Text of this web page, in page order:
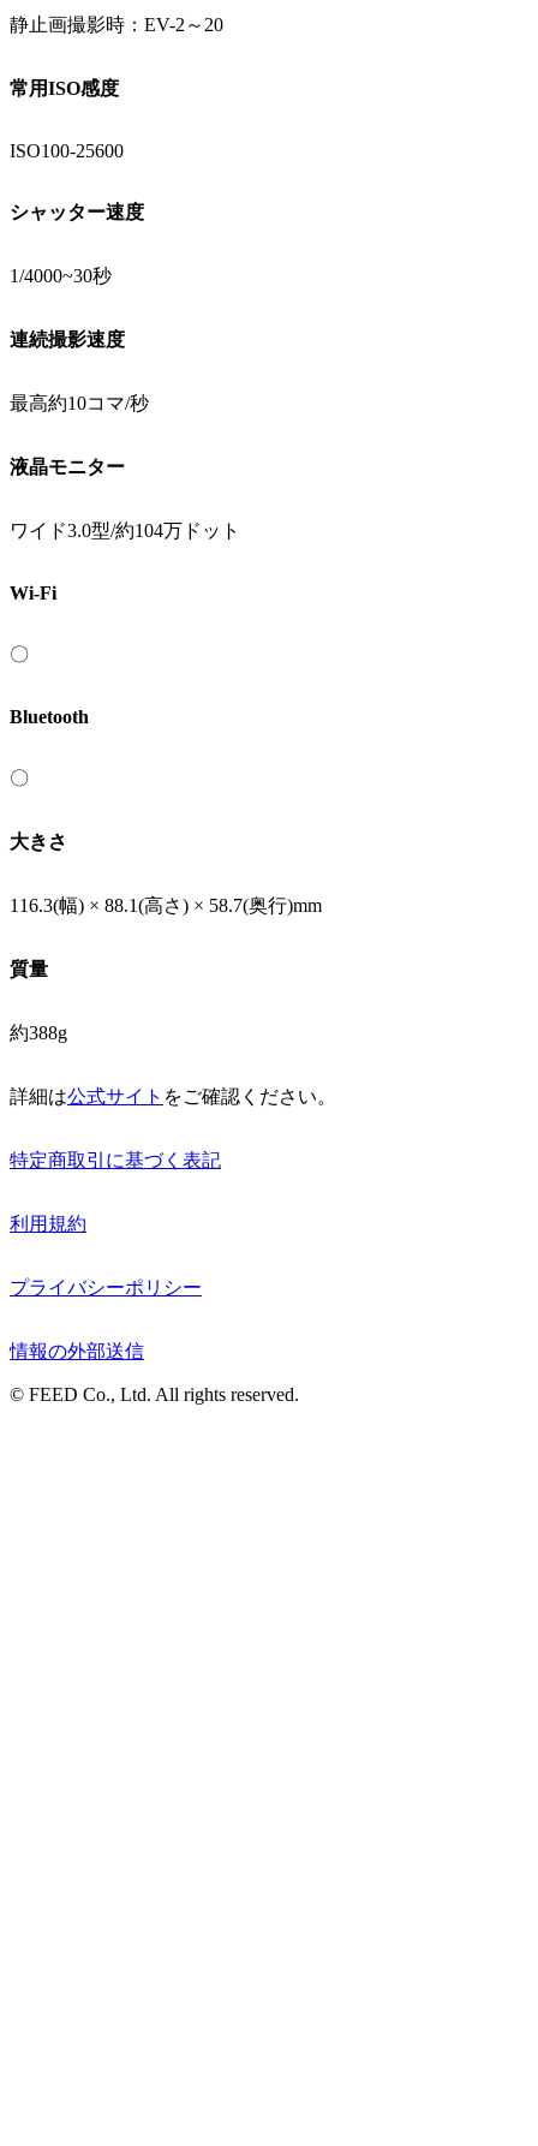
静止画撮影時：EV-2～20
常用ISO感度
ISO100-25600
シャッター速度
1/4000~30秒
連続撮影速度
最高約10コマ/秒
液晶モニター
ワイド3.0型/約104万ドット
Wi-Fi
〇
Bluetooth
〇
大きさ
116.3(幅) × 88.1(高さ) × 58.7(奥行)mm
質量
約388g
詳細は公式サイト をご確認ください。
特定商取引に基づく表記
利用規約
プライバシーポリシー
情報の外部送信
© FEED Co., Ltd. All rights reserved.